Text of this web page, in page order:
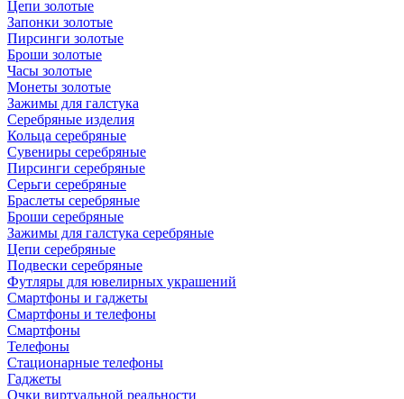
Цепи золотые
Запонки золотые
Пирсинги золотые
Броши золотые
Часы золотые
Монеты золотые
Зажимы для галстука
Серебряные изделия
Кольца серебряные
Сувениры серебряные
Пирсинги серебряные
Серьги серебряные
Браслеты серебряные
Броши серебряные
Зажимы для галстука серебряные
Цепи серебряные
Подвески серебряные
Футляры для ювелирных украшений
Смартфоны и гаджеты
Смартфоны и телефоны
Смартфоны
Телефоны
Стационарные телефоны
Гаджеты
Очки виртуальной реальности